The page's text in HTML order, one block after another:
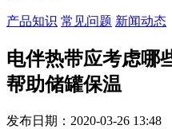
产品知识 常见问题 新闻动态
电伴热带应考虑哪
帮助储罐保温
发布日期：2020-03-26 13:48